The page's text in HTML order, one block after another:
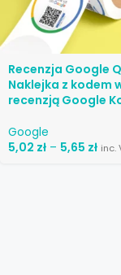
Recenzja Google
Naklejka z kodem
recenzją Google
Google
5,02 zł – 5,65 zł inc.